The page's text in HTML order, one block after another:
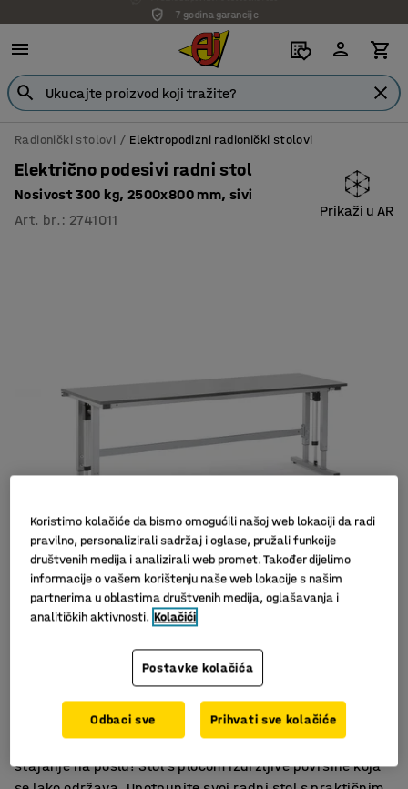
7 godina garancije
Radionički stolovi Elektropodizni radionički stolovi
Električno podesivi radni stol
Nosivost 300 kg, 2500x800 mm, sivi
Art. br. : 2741011
Prikaži u AR
Električno podešavanje visine
Ergonomski radni stol s električno podesivom visinom -
idealan za sve one koji žele izmjenjivati sjedenje i
stajanje na poslu! Stol s pločom izdržljive površine koja
Koristimo kolačiće da bismo omogućili našoj web lokaciji da radi
pravilno, personalizirali sadržaj i oglase, pružali funkcije
društvenih medija i analizirali web promet. Također dijelimo
informacije o vašem korištenju naše web lokacije s našim
partnerima u oblastima društvenih medija, oglašavanja i
analitičkih aktivnosti. Kolačići
Postavke kolačića
Odbaci sve Prihvati sve kolačiće